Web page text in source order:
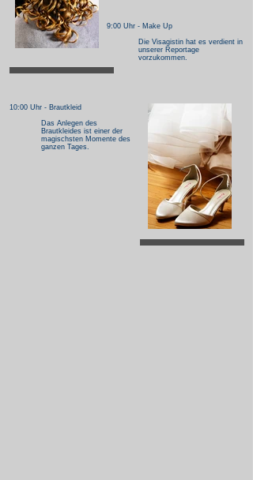
9:00 Uhr - Make Up
Die Visagistin hat es verdient in
unserer Reportage
vorzukommen.
10:00 Uhr - Brautkleid
Das Anlegen des
Brautkleides ist einer der
magischsten Momente des
ganzen Tages.